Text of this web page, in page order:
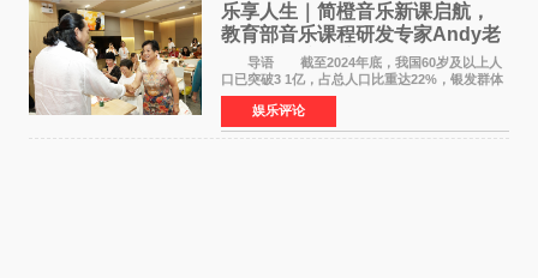
乐享人生｜简橙音乐新课启航，
教育部音乐课程研发专家Andy老
师重磅入驻领航银龄琴声
导语 截至2024年底，我国60岁及以上人
口已突破3 1亿，占总人口比重达22%，银发群体
的精神文化需求日益凸显。2024年1月，国务院办
公厅印发《关于发展银发经济增进老年人福祉的
意见》——这是
娱乐评论